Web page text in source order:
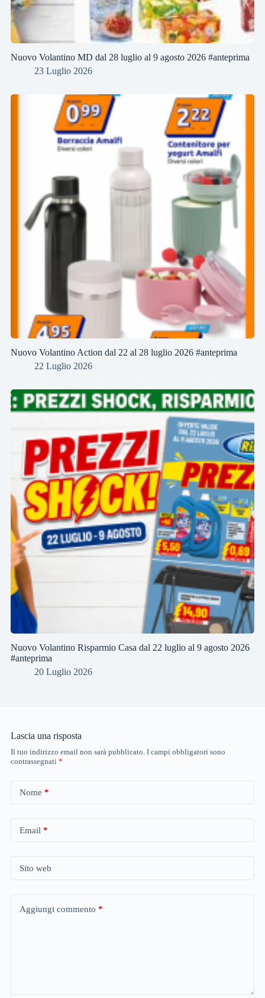
Nuovo Volantino MD dal 28 luglio al 9 agosto 2026 #anteprima
23 Luglio 2026
Nuovo Volantino Action dal 22 al 28 luglio 2026 #anteprima
22 Luglio 2026
Nuovo Volantino Risparmio Casa dal 22 luglio al 9 agosto 2026
#anteprima
20 Luglio 2026
Lascia una risposta
Il tuo indirizzo email non sarà pubblicato. I campi obbligatori sono
contrassegnati *
Nome *
Email *
Sito web
Aggiungi commento *